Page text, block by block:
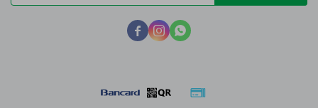
  